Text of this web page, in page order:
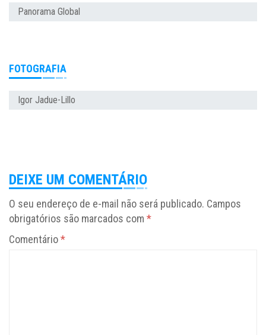
Panorama Global
FOTOGRAFIA
Igor Jadue-Lillo
DEIXE UM COMENTÁRIO
O seu endereço de e-mail não será publicado. Campos
obrigatórios são marcados com *
Comentário*